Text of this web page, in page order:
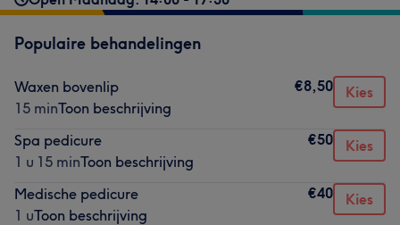
Populaire behandelingen
Waxen bovenlip
15 minToon beschrijving
€8,50 Kies
Spa pedicure
1 u 15 minToon beschrijving
€50 Kies
Medische pedicure
1 uToon beschrijving
€40 Kies